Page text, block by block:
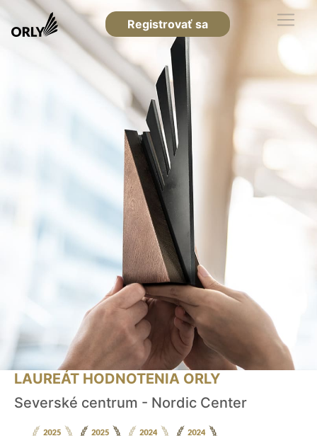
Registrovať sa
LAUREÁT HODNOTENIA ORLY
Severské centrum - Nordic Center